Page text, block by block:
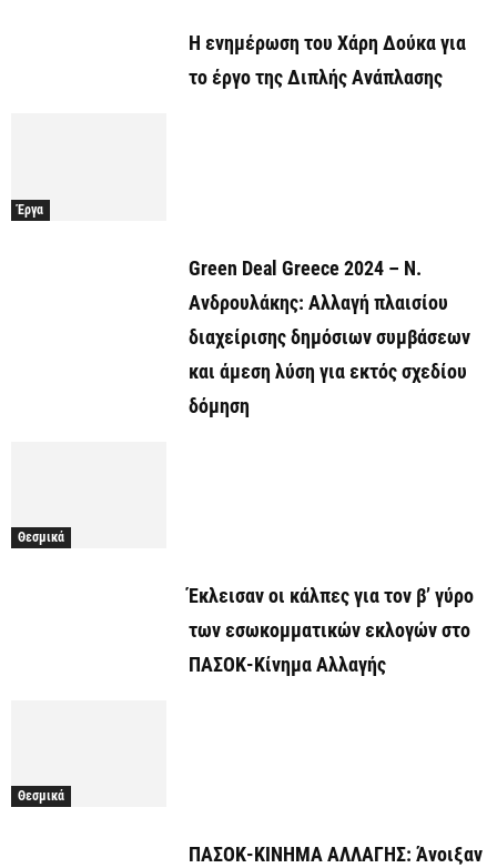
Η ενημέρωση του Χάρη Δούκα για
το έργο της Διπλής Ανάπλασης
Έργα
Green Deal Greece 2024 – Ν.
Ανδρουλάκης: Αλλαγή πλαισίου
διαχείρισης δημόσιων συμβάσεων
και άμεση λύση για εκτός σχεδίου
δόμηση
Θεσμικά
Έκλεισαν οι κάλπες για τον β’ γύρο
των εσωκομματικών εκλογών στο
ΠΑΣΟΚ-Κίνημα Αλλαγής
Θεσμικά
ΠΑΣΟΚ-ΚΙΝΗΜΑ ΑΛΛΑΓΗΣ: Άνοιξαν